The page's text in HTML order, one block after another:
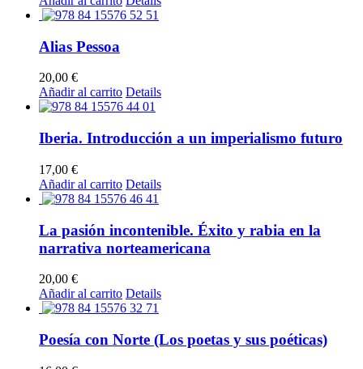
Alias Pessoa
20,00 €
Añadir al carrito Details
Iberia. Introducción a un imperialismo futuro
17,00 €
Añadir al carrito Details
La pasión incontenible. Éxito y rabia en la
narrativa norteamericana
20,00 €
Añadir al carrito Details
Poesía con Norte (Los poetas y sus poéticas)